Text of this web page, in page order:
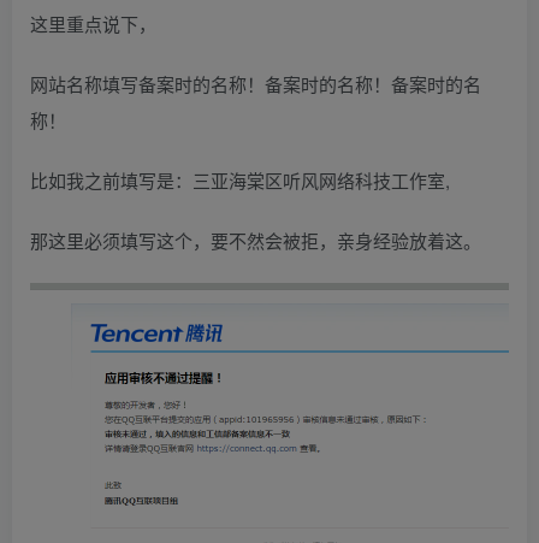
这里重点说下，
网站名称填写备案时的名称！备案时的名称！备案时的名
称！
比如我之前填写是：三亚海棠区听风网络科技工作室,
那这里必须填写这个，要不然会被拒，亲身经验放着这。